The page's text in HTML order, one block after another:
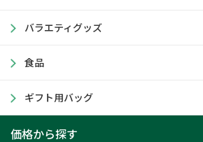
バラエティグッズ
食品
ギフト用バッグ
価格から探す